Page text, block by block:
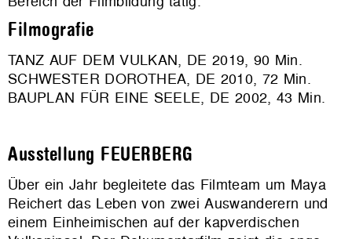
Filmografie
TANZ AUF DEM VULKAN, DE 2019, 90 Min.
SCHWESTER DOROTHEA, DE 2010, 72 Min.
BAUPLAN FÜR EINE SEELE, DE 2002, 43 Min.
Ausstellung FEUERBERG
Über ein Jahr begleitete das Filmteam um Maya
Reichert das Leben von zwei Auswanderern und
einem Einheimischen auf der kapverdischen